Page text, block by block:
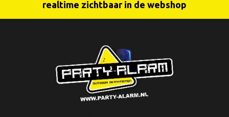
realtime zichtbaar in de webshop